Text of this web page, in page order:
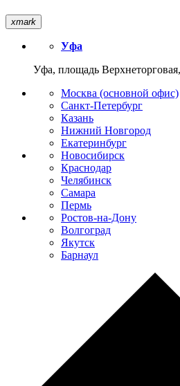
xmark
Уфа
Уфа, площадь
Москва (основной офис)
Санкт-Петербург
Казань
Нижний Новгород
Екатеринбург
Новосибирск
Краснодар
Челябинск
Самара
Пермь
Ростов-на-Дону
Волгоград
Якутск
Барнаул